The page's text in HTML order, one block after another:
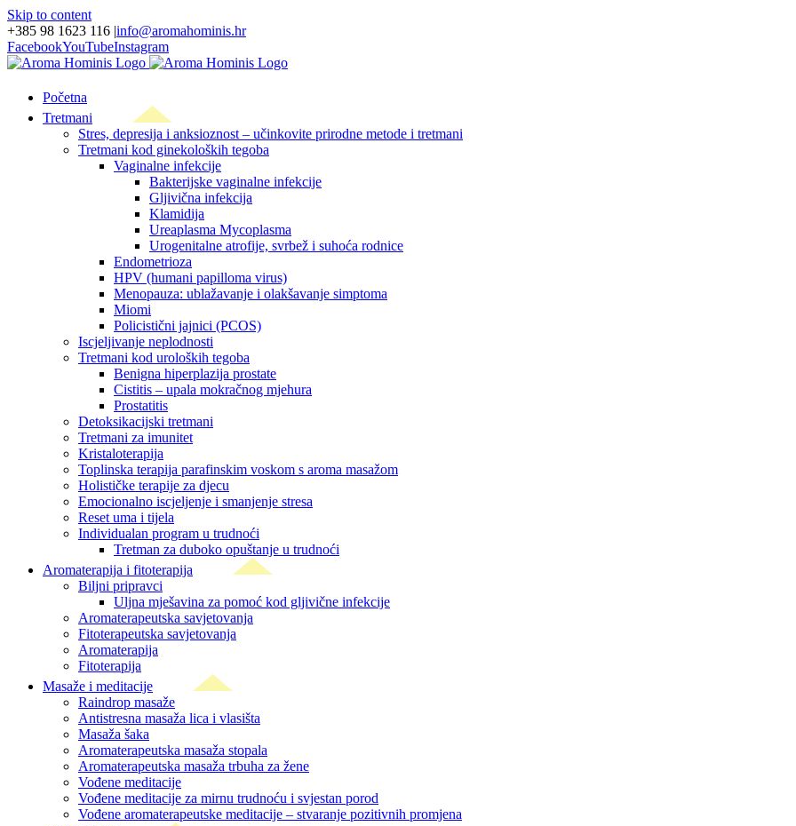
Skip to content
+385 98 1623 116 |info@aromahominis.hr
FacebookYouTubeInstagram
Početna
Tretmani
Stres, depresija i anksioznost – učinkovite prirodne metode i tretmani
Tretmani kod ginekoloških tegoba
Vaginalne infekcije
Bakterijske vaginalne infekcije
Gljivična infekcija
Klamidija
Ureaplasma Mycoplasma
Urogenitalne atrofije, svrbež i suhoća rodnice
Endometrioza
HPV (humani papilloma virus)
Menopauza: ublažavanje i olakšavanje simptoma
Miomi
Policistični jajnici (PCOS)
Iscjeljivanje neplodnosti
Tretmani kod uroloških tegoba
Benigna hiperplazija prostate
Cistitis – upala mokračnog mjehura
Prostatitis
Detoksikacijski tretmani
Tretmani za imunitet
Kristaloterapija
Toplinska terapija parafinskim voskom s aroma masažom
Holističke terapije za djecu
Emocionalno iscjeljenje i smanjenje stresa
Reset uma i tijela
Individualan program u trudnoći
Tretman za duboko opuštanje u trudnoći
Aromaterapija i fitoterapija
Biljni pripravci
Uljna mješavina za pomoć kod gljivične infekcije
Aromaterapeutska savjetovanja
Fitoterapeutska savjetovanja
Aromaterapija
Fitoterapija
Masaže i meditacije
Raindrop masaže
Antistresna masaža lica i vlasišta
Masaža šaka
Aromaterapeutska masaža stopala
Aromaterapeutska masaža trbuha za žene
Vođene meditacije
Vođene meditacije za mirnu trudnoću i svjestan porod
Vođene aromaterapeutske meditacije – stvaranje pozitivnih promjena